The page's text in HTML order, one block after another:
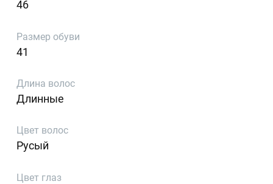
46
Размер обуви
41
Длина волос
Длинные
Цвет волос
Русый
Цвет глаз